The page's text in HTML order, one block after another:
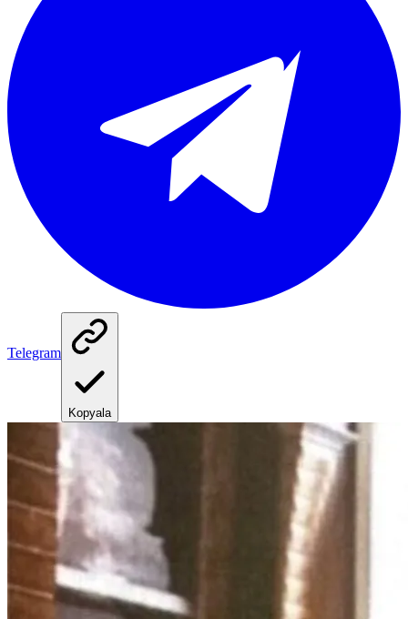
Telegram
Kopyala